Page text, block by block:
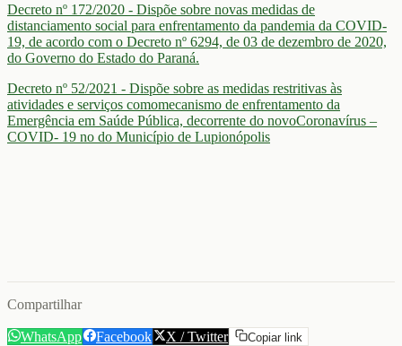
Decreto nº 172/2020 - Dispõe sobre novas medidas de
distanciamento social para enfrentamento da pandemia da COVID-
19, de acordo com o Decreto nº 6294, de 03 de dezembro de 2020,
do Governo do Estado do Paraná.
Decreto nº 52/2021 - Dispõe sobre as medidas restritivas às
atividades e serviços comomecanismo de enfrentamento da
Emergência em Saúde Pública, decorrente do novoCoronavírus –
COVID- 19 no do Município de Lupionópolis
Compartilhar
WhatsApp Facebook X / Twitter Copiar link